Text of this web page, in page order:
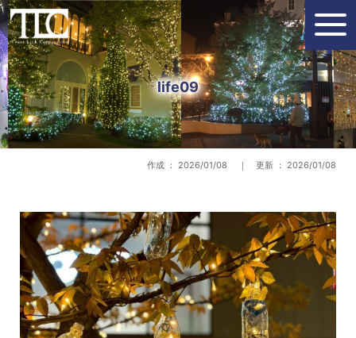
life09
作成 ： 2026/01/08 ｜ 更新 ： 2026/01/08